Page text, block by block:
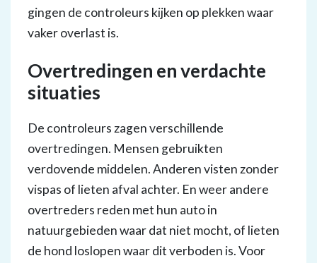
gingen de controleurs kijken op plekken waar
vaker overlast is.
Overtredingen en verdachte
situaties
De controleurs zagen verschillende
overtredingen. Mensen gebruikten
verdovende middelen. Anderen visten zonder
vispas of lieten afval achter. En weer andere
overtreders reden met hun auto in
natuurgebieden waar dat niet mocht, of lieten
de hond loslopen waar dit verboden is. Voor